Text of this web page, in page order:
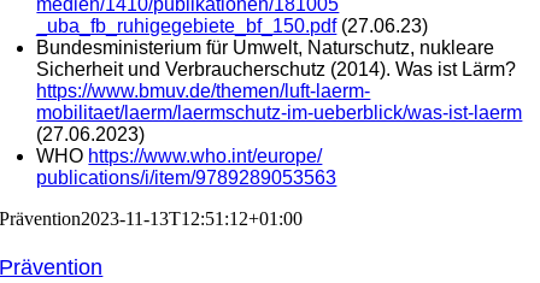
_uba_fb_ruhigegebiete_bf_150.pdf(27.06.23)
Bundesministerium für Umwelt, Naturschutz, nukleare
Sicherheit und Verbraucherschutz (2014). Was ist Lärm?
https://www.bmuv.de/themen/luft-laerm-
mobilitaet/laerm/laermschutz-im-ueberblick/was-ist-laerm
(27.06.2023)
WHO https://www.who.int/europe/
publications/i/item/9789289053563
Prävention2023-11-13T12:51:12+01:00
Prävention